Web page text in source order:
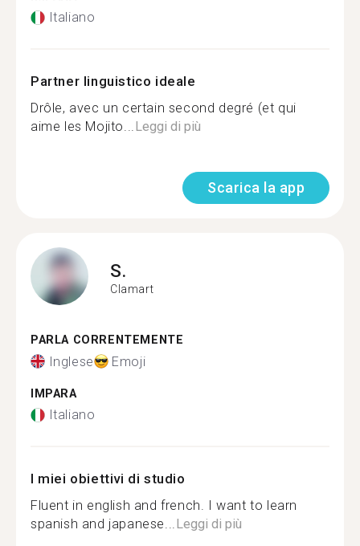
Italiano
Partner linguistico ideale
Drôle, avec un certain second degré (et qui
aime les Mojito...Leggi di più
Scarica la app
S.
Clamart
PARLA CORRENTEMENTE
Inglese Emoji
IMPARA
Italiano
I miei obiettivi di studio
Fluent in english and french. I want to learn
spanish and japanese...Leggi di più